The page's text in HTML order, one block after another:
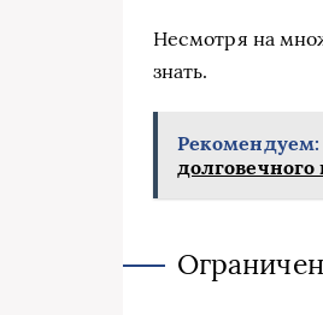
Несмотря на
знать.
Рекомендуем:
долговечного